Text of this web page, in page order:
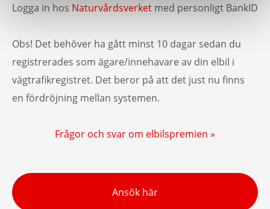
Logga in hos Naturvårdsverket med personligt BankID
Obs! Det behöver ha gått minst 10 dagar sedan du
registrerades som ägare/innehavare av din elbil i
vägtrafikregistret. Det beror på att det just nu finns
en fördröjning mellan systemen.
Frågor och svar om elbilspremien »
Ansök här